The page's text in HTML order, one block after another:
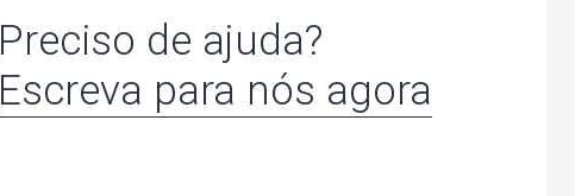
Preciso de ajuda?
Escreva para nós agora